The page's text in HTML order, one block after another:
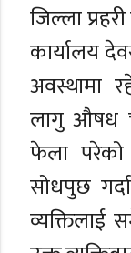
जिल्ला
कार्यालय
अवस्थामा
लागु औषध
फेला परेको
सोधपुछ
व्यक्तिलाई